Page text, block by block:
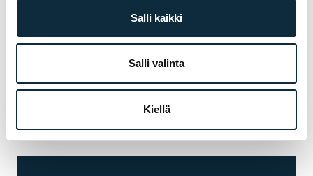
Salli kaikki
Salli valinta
Kiellä
Arvostelut tarkistetaan ennen julkaisua.